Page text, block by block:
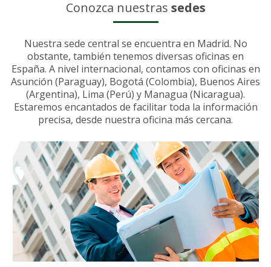
Conozca nuestras sedes
Nuestra sede central se encuentra en Madrid. No
obstante, también tenemos diversas oficinas en
España. A nivel internacional, contamos con oficinas en
Asunción (Paraguay), Bogotá (Colombia), Buenos Aires
(Argentina), Lima (Perú) y Managua (Nicaragua).
Estaremos encantados de facilitar toda la información
precisa, desde nuestra oficina más cercana.